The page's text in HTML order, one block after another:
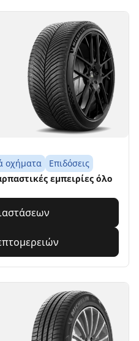
οχήματα
Επιδόσεις
εμπειρίες όλο